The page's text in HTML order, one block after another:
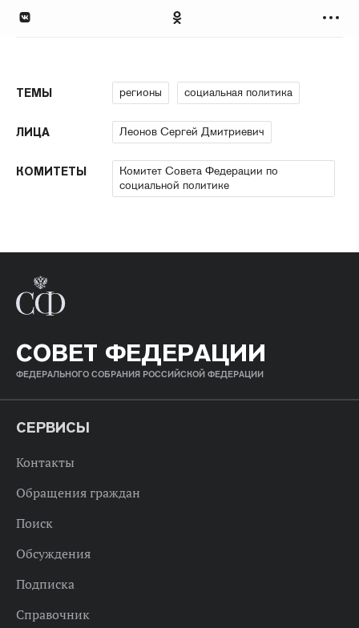
ТЕМЫ регионы социальная политика
ЛИЦА Леонов Сергей Дмитриевич
КОМИТЕТЫ
Комитет Совета Федерации по
социальной политике
СОВЕТ ФЕДЕРАЦИИ
ФЕДЕРАЛЬНОГО СОБРАНИЯ РОССИЙСКОЙ ФЕДЕРАЦИИ
СЕРВИСЫ
Контакты
Обращения граждан
Поиск
Обсуждения
Подписка
Справочник